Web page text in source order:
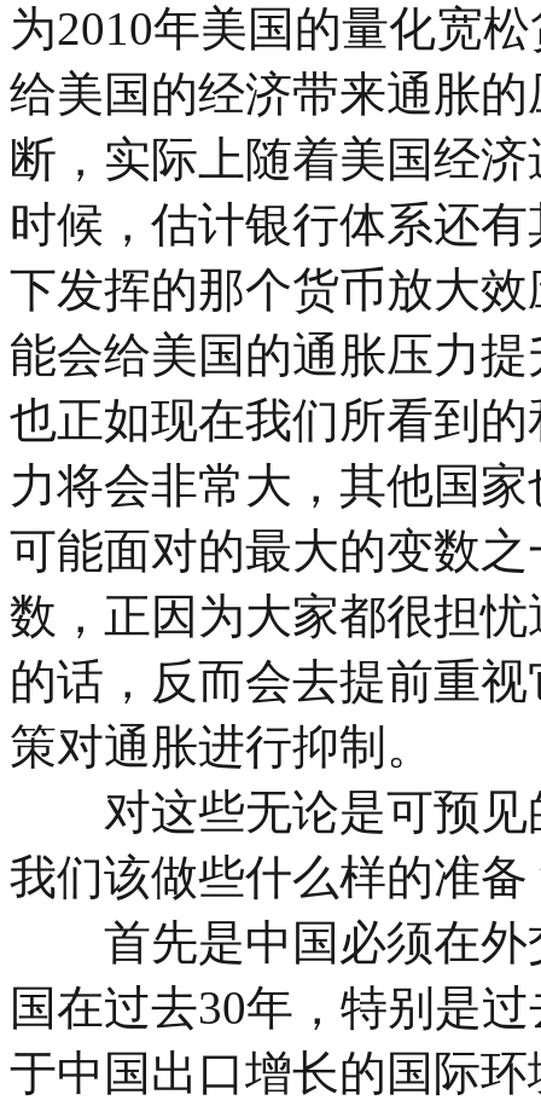
为2010年美国的量化宽
给美国的经济带来通胀
断，实际上随着美国经
时候，估计银行体系还
下发挥的那个货币放大
能会给美国的通胀压力
也正如现在我们所看到
力将会非常大，其他国
可能面对的最大的变数
数，正因为大家都很担
的话，反而会去提前重
策对通胀进行抑制。
对这些无论是可预见
我们该做些什么样的准备
首先是中国必须在外
国在过去30年，特别是
于中国出口增长的国际